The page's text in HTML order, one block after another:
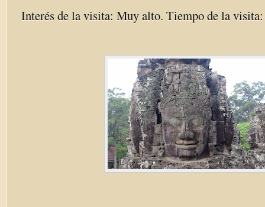
Interés de la visita: Muy alto. Tiempo de la